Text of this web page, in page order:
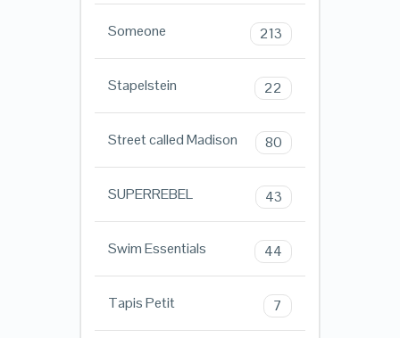
Someone 213
Stapelstein 22
Street called Madison 80
SUPERREBEL 43
Swim Essentials 44
Tapis Petit 7